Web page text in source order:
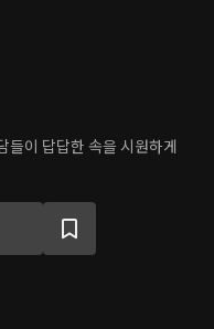
들이 답답한 속을 시원하게